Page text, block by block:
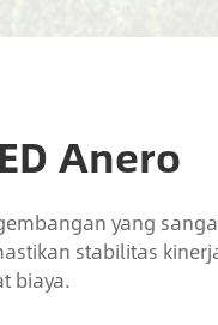
Anero
yang
stabilitas
biaya.